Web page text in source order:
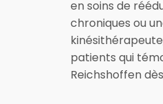
en soins de
chroniques ou
patients qui
Reichshoffen